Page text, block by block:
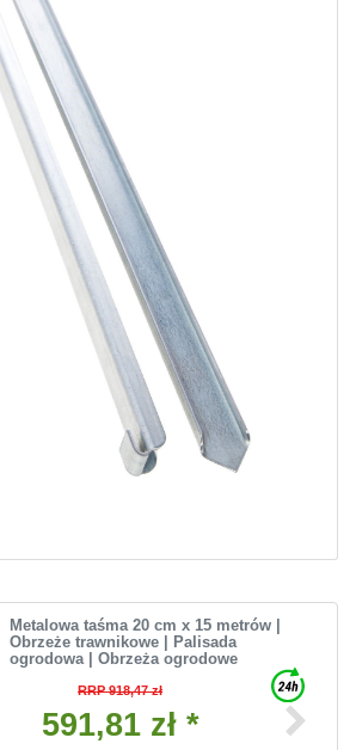
Metalowa taśma 20 cm x 15 metrów |
Obrzeże trawnikowe | Palisada
ogrodowa | Obrzeża ogrodowe
RRP 918,47 zł
591,81 zł *